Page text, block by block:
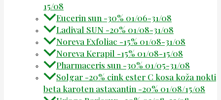
15/08
Eucerin sun -30% 01/06-31/08
Ladival SUN -20% 01/08-31/08
Noreva Exfoliac -15% 01/08-31/08
Noreva Kerapil -15% 01/08-15/08
Pharmaceris sun -30% 01/05-31/08
Solgar -20% cink ester C kosa koža nokti
beta karoten astaxantin -20% 01/08/15/08